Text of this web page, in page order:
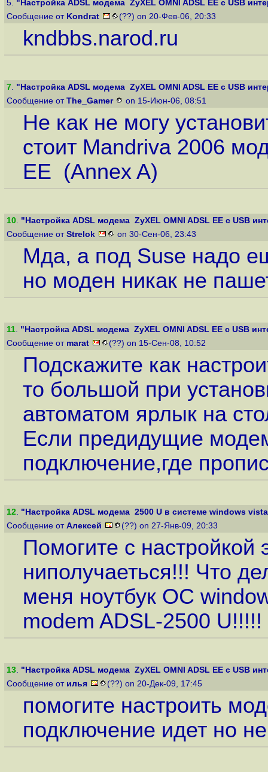
5. "Настройка ADSL модема ZyXEL OMNI ADSL EE с USB
Сообщение от Kondrat (??) on 20-Фев-06, 20:33
kndbbs.narod.ru
7. "Настройка ADSL модема ZyXEL OMNI ADSL EE с USB
Сообщение от The_Gamer on 15-Июн-06, 08:51
Не как не могу
стоит Mandriva 2006
EE (Annex A)
10. "Настройка ADSL модема ZyXEL OMNI ADSL EE с USB
Сообщение от Strelok on 30-Сен-06, 23:43
Мда, а под Suse надо
но моден никак не
11. "Настройка ADSL модема ZyXEL OMNI ADSL EE с USB
Сообщение от marat (??) on 15-Сен-08, 10:52
Подскажите как
то большой при
автоматом ярлык на
Если предидущие
подключение,где
12. "Настройка ADSL модема 2500 U в системе windows
Сообщение от Алексей (??) on 27-Янв-09, 20:33
Помогите с настройкой
ниполучаеться!!! Что
меня ноутбук ОС
modem ADSL-2500
13. "Настройка ADSL модема ZyXEL OMNI ADSL EE с USB
Сообщение от илья (??) on 20-Дек-09, 17:45
помогите настроить
подключение идет но